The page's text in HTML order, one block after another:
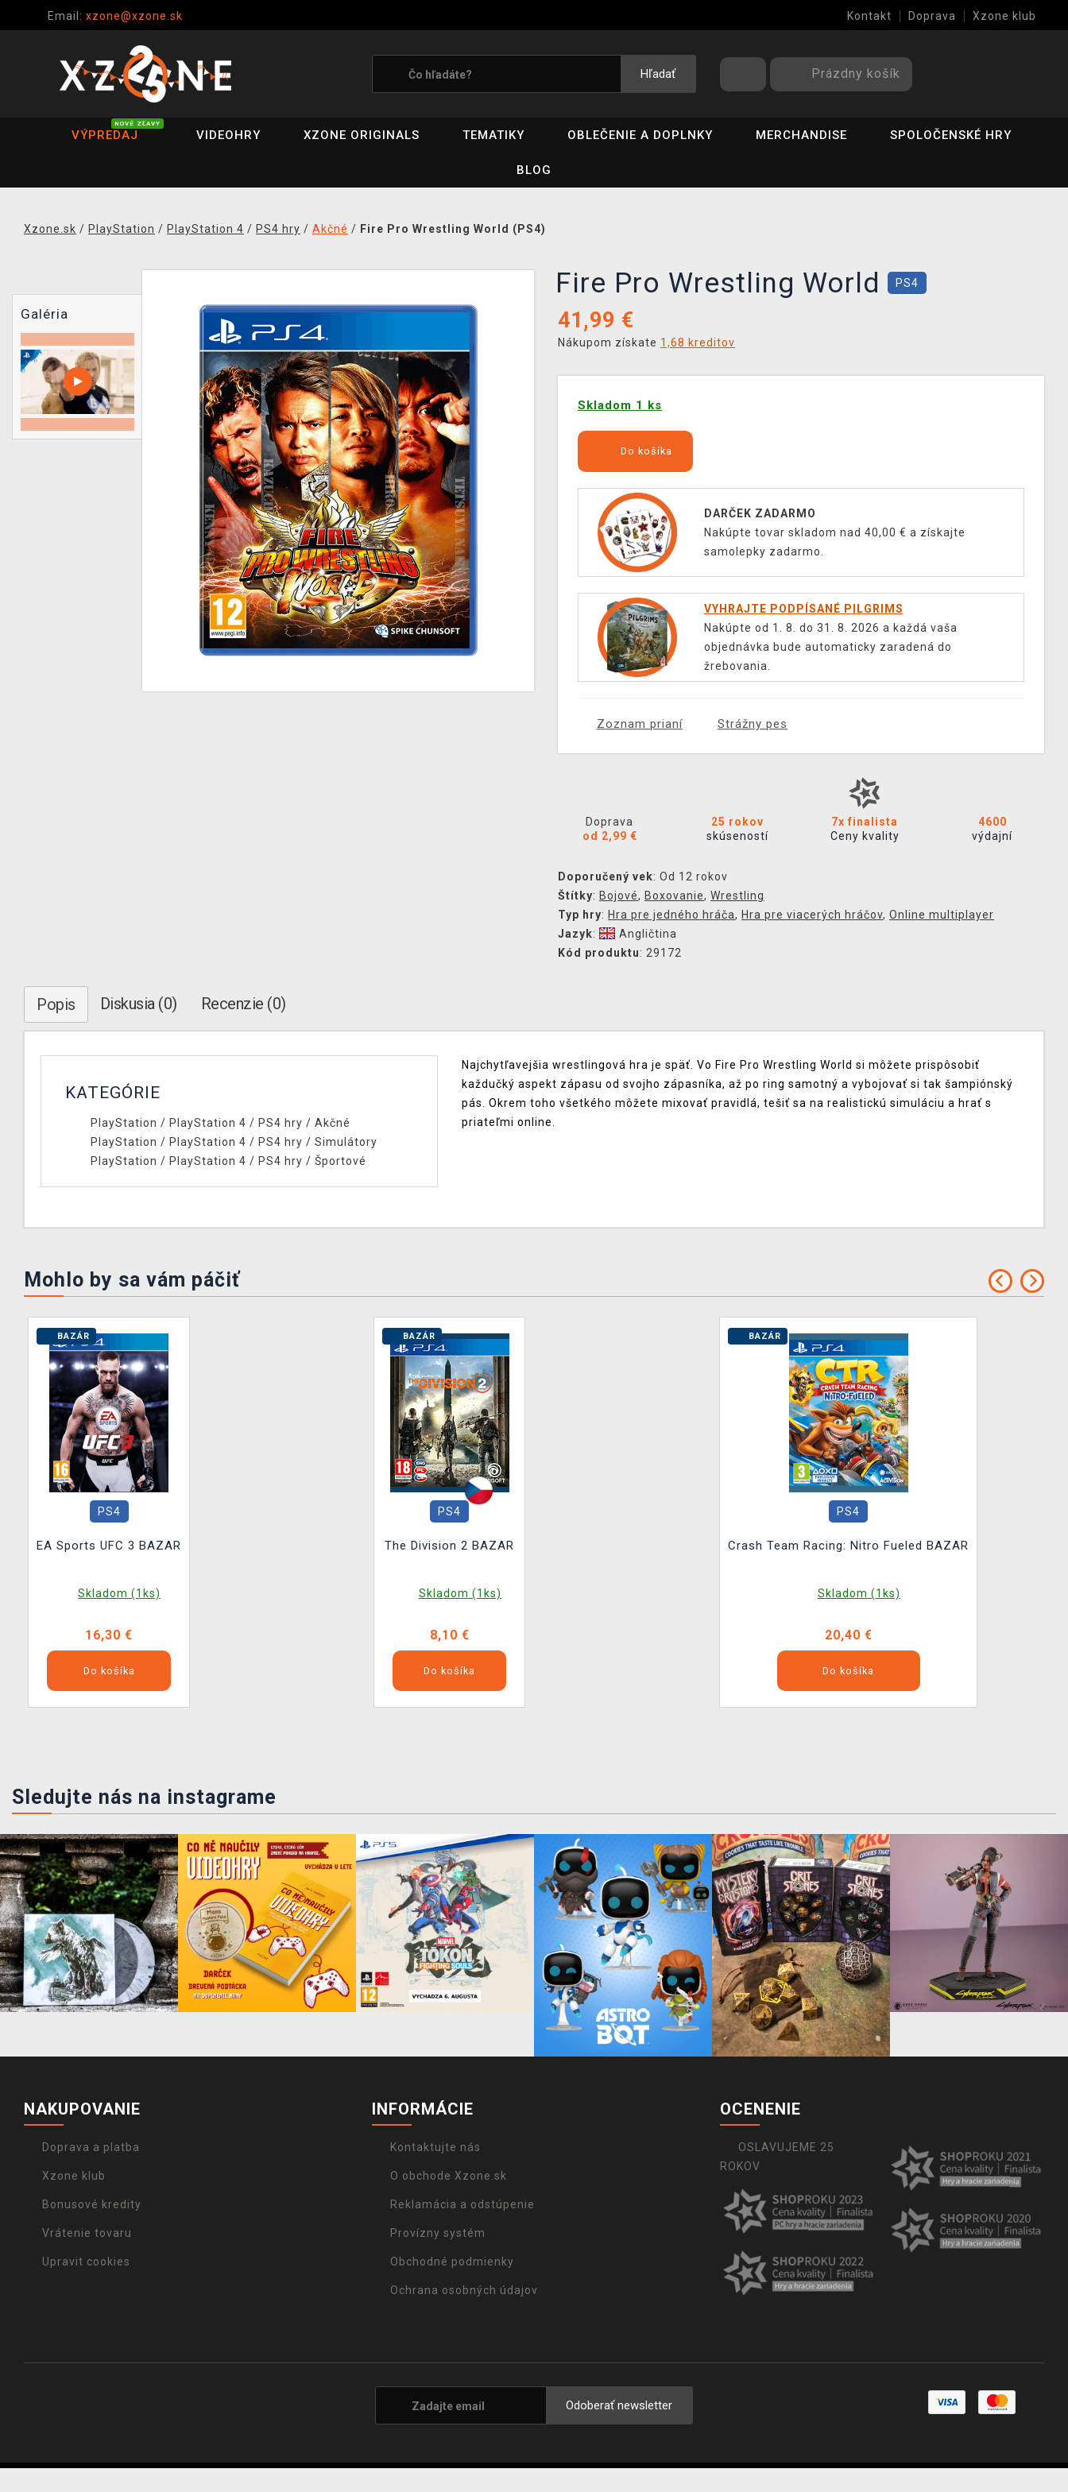
Email: xzone@xzone.sk Kontakt Doprava Xzone klub
Hľadať Prázdny košík
VÝPREDAJ
NOVÉ ZĽAVY
VIDEOHRY XZONE ORIGINALS TEMATIKY OBLEČENIE A DOPLNKY MERCHANDISE SPOLOČENSKÉ HRY
BLOG
Xzone.sk / PlayStation / PlayStation 4 / PS4 hry / Akčné / Fire Pro Wrestling World (PS4)
Galéria
Fire Pro Wrestling World PS4
41,99 €
Nákupom získate 1,68 kreditov
Skladom 1 ks
Do košíka
DARČEK ZADARMO
Nakúpte tovar skladom nad 40,00 € a získajte
samolepky zadarmo.
VYHRAJTE PODPÍSANÉ PILGRIMS
Nakúpte od 1. 8. do 31. 8. 2026 a každá vaša
objednávka bude automaticky zaradená do
žrebovania.
Zoznam prianí Strážny pes
Doprava
od 2,99 €
25 rokov
skúseností
7x finalista
Ceny kvality
4600
výdajní
Doporučený vek: Od 12 rokov
Štítky: Bojové, Boxovanie, Wrestling
Typ hry: Hra pre jedného hráča, Hra pre viacerých hráčov, Online multiplayer
Jazyk:
Angličtina
Kód produktu: 29172
Popis Diskusia (0) Recenzie (0)
KATEGÓRIE
PlayStation / PlayStation 4 / PS4 hry / Akčné
PlayStation / PlayStation 4 / PS4 hry / Simulátory
PlayStation / PlayStation 4 / PS4 hry / Športové
Najchytľavejšia wrestlingová hra je späť. Vo Fire Pro Wrestling World si môžete prispôsobiť
každučký aspekt zápasu od svojho zápasníka, až po ring samotný a vybojovať si tak šampiónský
pás. Okrem toho všetkého môžete mixovať pravidlá, tešiť sa na realistickú simuláciu a hrať s
priateľmi online.
Mohlo by sa vám páčiť
BAZÁR
PS4
EA Sports UFC 3 BAZAR
Skladom (1ks)
16,30 €
Do košíka
BAZÁR
PS4
The Division 2 BAZAR
Skladom (1ks)
8,10 €
Do košíka
BAZÁR
PS4
Crash Team Racing: Nitro Fueled BAZAR
Skladom (1ks)
20,40 €
Do košíka
Sledujte nás na instagrame
NAKUPOVANIE
Doprava a platba
Xzone klub
Bonusové kredity
Vrátenie tovaru
Upravit cookies
INFORMÁCIE
Kontaktujte nás
O obchode Xzone.sk
Reklamácia a odstúpenie
Provízny systém
Obchodné podmienky
Ochrana osobných údajov
OCENENIE
OSLAVUJEME 25
ROKOV
Odoberať newsletter